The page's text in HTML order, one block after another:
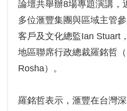
論壇共舉辦8場專題演講，
多位滙豐集團與區域主管
客戶及文化總監Ian Stuart
地區聯席行政總裁羅銘哲
Rosha）。
羅銘哲表示，滙豐在台灣